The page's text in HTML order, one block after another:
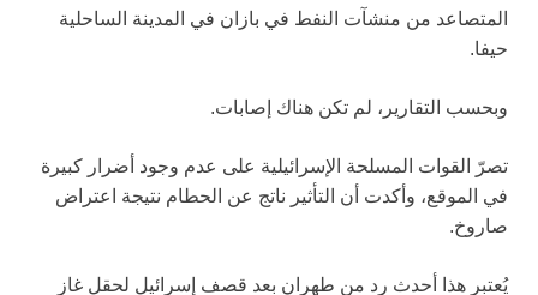
المتصاعد من منشآت النفط في بازان في المدينة الساحلية
حيفا.
وبحسب التقارير، لم تكن هناك إصابات.
تصرّ القوات المسلحة الإسرائيلية على عدم وجود أضرار كبيرة
في الموقع، وأكدت أن التأثير ناتج عن الحطام نتيجة اعتراض
صاروخ.
يُعتبر هذا أحدث رد من طهران بعد قصف إسرائيل لحقل غاز